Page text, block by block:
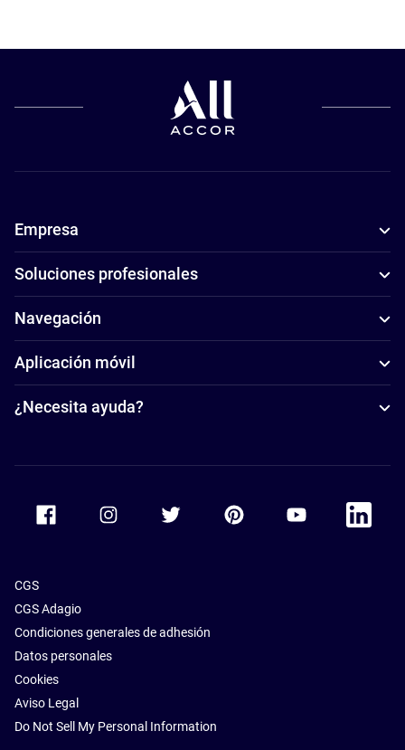
Empresa
Soluciones profesionales
Navegación
Aplicación móvil
¿Necesita ayuda?
Accor Facebook Accor TwitterAccor PinterestAccor Youtube
Accor
CGS
CGS Adagio
Condiciones generales de adhesión
Datos personales
Cookies
Aviso Legal
Do Not Sell My Personal Information